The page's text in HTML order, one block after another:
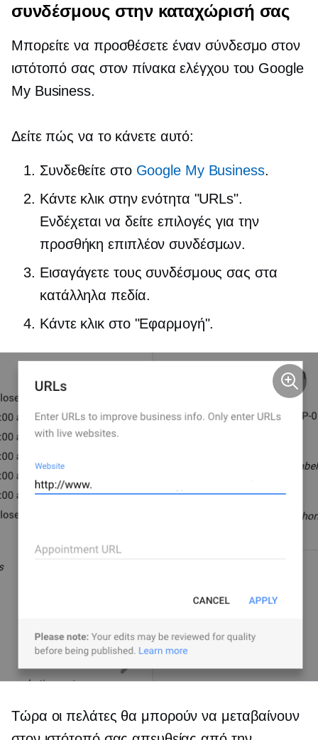
συνδέσμους στην καταχώρισή σας
Μπορείτε να προσθέσετε έναν σύνδεσμο στον
ιστότοπό σας στον πίνακα ελέγχου του Google
My Business.
Δείτε πώς να το κάνετε αυτό:
Συνδεθείτε στο Google My Business.
Κάντε κλικ στην ενότητα "URLs".
Ενδέχεται να δείτε επιλογές για την
προσθήκη επιπλέον συνδέσμων.
Εισαγάγετε τους συνδέσμους σας στα
κατάλληλα πεδία.
Κάντε κλικ στο "Εφαρμογή".
Τώρα οι πελάτες θα μπορούν να μεταβαίνουν